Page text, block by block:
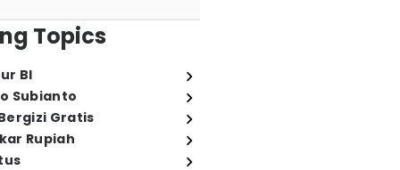
Topics
BI
Subianto
Gratis
Rupiah